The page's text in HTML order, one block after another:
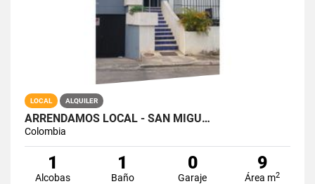
LOCAL ALQUILER
ARRENDAMOS LOCAL - SAN MIGU…
Colombia
1
Alcobas
1
Baño
0
Garaje
9
Área m2